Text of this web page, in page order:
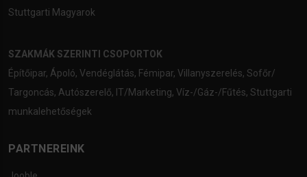
Stuttgarti Magyarok
SZAKMÁK SZERINTI CSOPORTOK
Építőipar, Ápoló, Vendéglátás, Fémipar, Villanyszerelés, Sofőr/
Targoncás, Autószerelő, IT/Marketing, Víz-/Gáz-/Fűtés, Stuttgarti
munkalehetőségek
PARTNEREINK